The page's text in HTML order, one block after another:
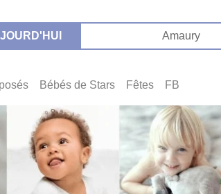
Amaury
Bébés de Stars Fêtes FB